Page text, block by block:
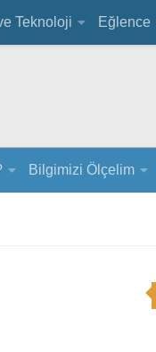
Teknoloji Eğlence
Bilgimizi Ölçelim